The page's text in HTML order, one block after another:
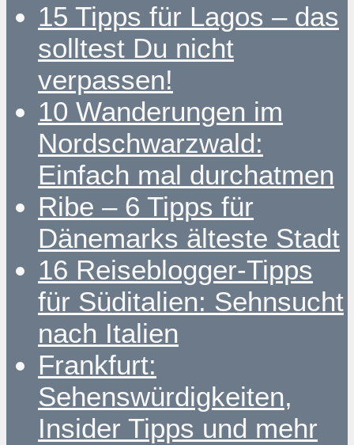
15 Tipps für Lagos – das
solltest Du nicht
verpassen!
10 Wanderungen im
Nordschwarzwald:
Einfach mal durchatmen
Ribe – 6 Tipps für
Dänemarks älteste Stadt
16 Reiseblogger-Tipps
für Süditalien: Sehnsucht
nach Italien
Frankfurt:
Sehenswürdigkeiten,
Insider Tipps und mehr